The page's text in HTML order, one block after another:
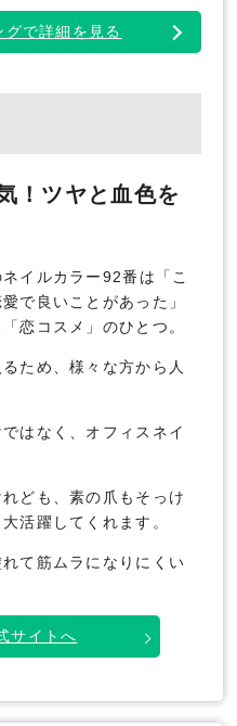
で詳細を見る
！ツヤと血色を
イルカラー92番は「こ
で良いことがあった」
恋コスメ」のひとつ。
ため、様々な方から人
はなく、オフィスネイ
ども、素の爪もそっけ
活躍してくれます。
て筋ムラになりにくい
サイトへ